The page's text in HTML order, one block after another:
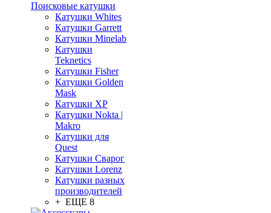
Поисковые катушки
Катушки Whites
Катушки Garrett
Катушки Minelab
Катушки
Teknetics
Катушки Fisher
Катушки Golden
Mask
Катушки XP
Катушки Nokta |
Makro
Катушки для
Quest
Катушки Сварог
Катушки Lorenz
Катушки разных
производителей
+ ЕЩЕ 8